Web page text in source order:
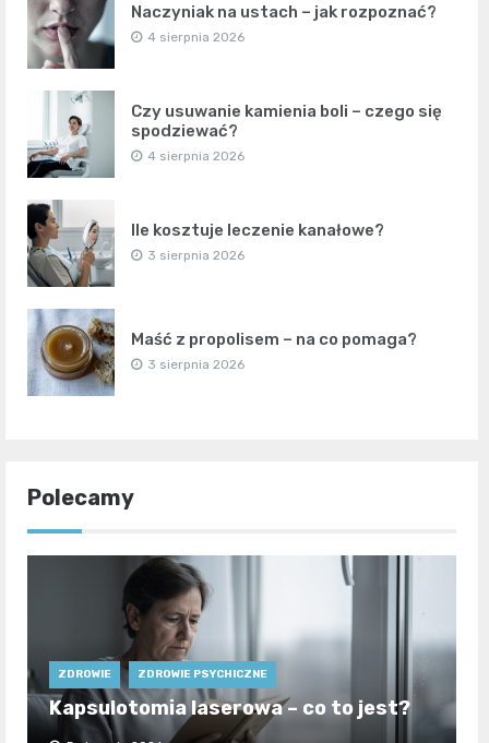
Naczyniak na ustach – jak rozpoznać?
4 sierpnia 2026
Czy usuwanie kamienia boli – czego się
spodziewać?
4 sierpnia 2026
Ile kosztuje leczenie kanałowe?
3 sierpnia 2026
Maść z propolisem – na co pomaga?
3 sierpnia 2026
Polecamy
ZDROWIE ZDROWIE PSYCHICZNE
Kapsulotomia laserowa – co to jest?